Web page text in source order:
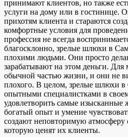
принимают клиентов, но также
услуги на дому или в гостинице.
прихотям клиента и стараются
комфортные условия для
профессия не всегда
благосклонно, зрелые шлюхи в
плохими людьми. Они просто
зарабатывают на этом деньги. Для
обычной частью жизни, и они не
плохого. В целом, зрелые шлюхи в
опытными специалистками в
удовлетворить самые изысканные
богатый опыт и умение
создают неповторимую атмосферу
которую ценят их клиенты.